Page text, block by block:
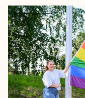
n
o
p
i
s
k
e
l
Ä
i
j
a
t
m
a
n